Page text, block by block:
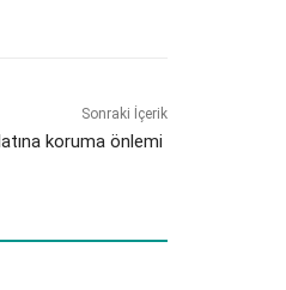
Sonraki İçerik
koruma önlemi